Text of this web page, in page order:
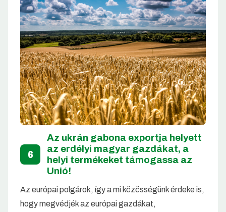
6
Az ukrán gabona exportja helyett
az erdélyi magyar gazdákat, a
helyi termékeket támogassa az
Unió!
Az európai polgárok, így a mi közösségünk érdeke is,
hogy megvédjék az európai gazdákat,